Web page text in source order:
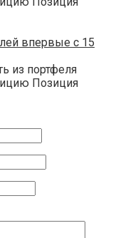
впервые с 15
из портфеля
Позиция